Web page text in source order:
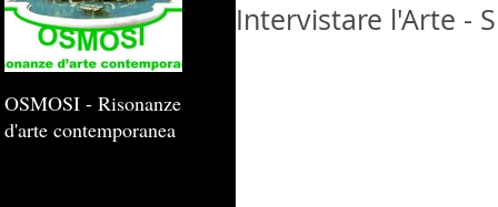
Intervistare l'Arte -
OSMOSI - Risonanze
d'arte contemporanea